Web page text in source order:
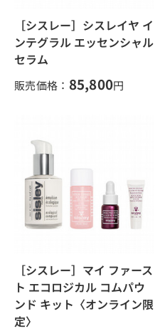
［シスレー］シスレイヤ イ
ンテグラル エッセンシャル
セラム
販売価格： 85,800円
［シスレー］マイ ファース
ト エコロジカル コムパウ
ンド キット〈オンライン限
定〉